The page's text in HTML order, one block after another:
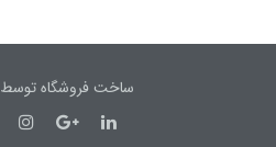
ساخت فروشگاه توسط